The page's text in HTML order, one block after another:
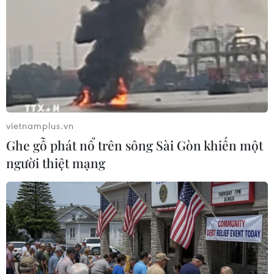
Tổ chức hàng không dân dụng Iran ra tuyên bố khẳng
định về độ an toàn tuyệt đối của không phận đối với
mọi máy bay của các hãng hàng không bay trên vùng
trời nước này.
vietnamplus.vn
Ghe gỗ phát nổ trên sông Sài Gòn khiến một
người thiệt mạng